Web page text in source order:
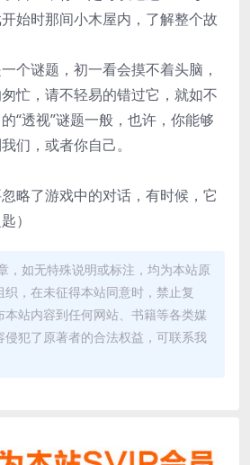
始时那间小木屋内，了解整个故
个谜题，初一看会摸不着头脑，
忙，请不轻易的错过它，就如不
“透视”谜题一般，也许，你能够
们，或者你自己。
忽略了游戏中的对话，有时候，它
）
，如无特殊说明或标注，均为本站原
，在未征得本站同意时，禁止复
站内容到任何网站、书籍等各类媒
犯了原著者的合法权益，可联系我